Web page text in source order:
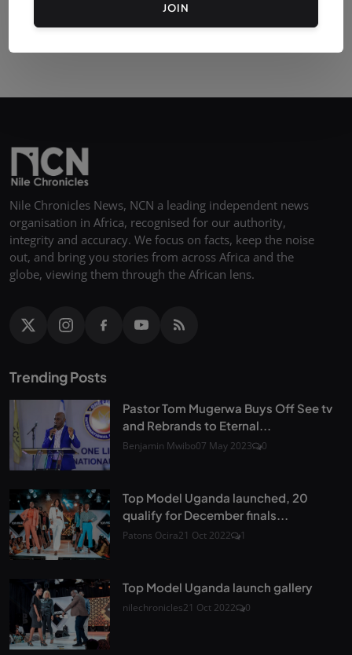
JOIN
Nile Chronicles News, NCN a leading independent news
organisation in Africa, recognised for our authority,
integrity and accuracy. We focus on facts, keep the noise
out, and bring you stories from across Africa and the
globe, viewing them through the African lens.
Trending Posts
Pastor Tom Mugerwa Buys Off See tv
and Rebrands to Eternal...
Benjamin Mwibo07 May 2023 0
Top Model Uganda launched, 20
qualify for December finals...
Patons Ocira21 Oct 2022 1
Top Model Uganda launch gallery
nilechronicles21 Oct 2022 0